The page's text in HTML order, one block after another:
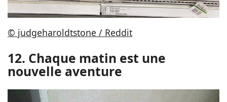
© judgeharoldtstone / Reddit
12. Chaque matin est une
nouvelle aventure